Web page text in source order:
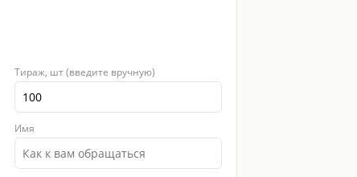
Тираж, шт (введите вручную)
Имя